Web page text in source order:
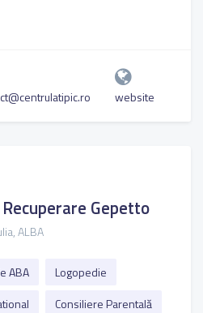
website
Gepetto
ALBA
ABA
Logopedie
Consiliere Parentală